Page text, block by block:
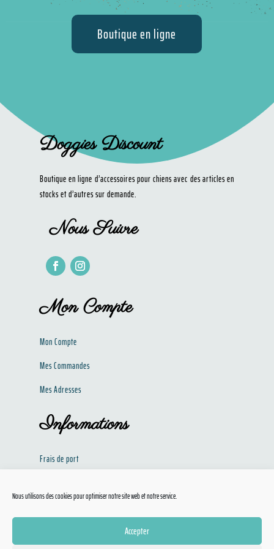
Nous utilisons des cookies pour optimiser notre site web et notre service.
Accepter
Boutique en ligne
Doggies Discount
Boutique en ligne d’accessoires pour chiens avec des articles en
stocks et d’autres sur demande.
Nous Suivre
Mon Compte
Mon Compte
Mes Commandes
Mes Adresses
Informations
Frais de port